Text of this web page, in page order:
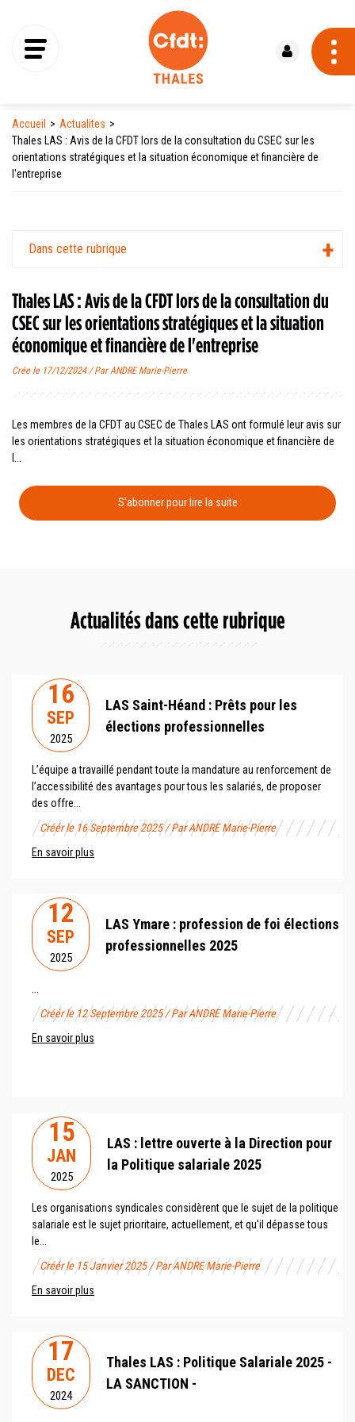
Accueil
Actualites
Thales LAS : Avis de la CFDT lors de la consultation du CSEC sur les
orientations stratégiques et la situation économique et financière de
l'entreprise
Dans cette rubrique
Thales LAS : Avis de la CFDT lors de la consultation du
CSEC sur les orientations stratégiques et la situation
économique et financière de l'entreprise
Crée le 17/12/2024 / Par ANDRE Marie-Pierre
Les membres de la CFDT au CSEC de Thales LAS ont formulé leur avis sur
les orientations stratégiques et la situation économique et financière de
S'abonner pour lire la suite
Actualités dans cette rubrique
16
SEP
2025
LAS Saint-Héand : Prêts pour les
élections professionnelles
L’équipe a travaillé pendant toute la mandature au renforcement de
l’accessibilité des avantages pour tous les salariés, de proposer
des offre...
Créér le 16 Septembre 2025 / Par ANDRE Marie-Pierre
En savoir plus
12
SEP
2025
LAS Ymare : profession de foi élections
professionnelles 2025
Créér le 12 Septembre 2025 / Par ANDRE Marie-Pierre
En savoir plus
15
JAN
2025
LAS : lettre ouverte à la Direction pour
la Politique salariale 2025
Les organisations syndicales considèrent que le sujet de la politique
salariale est le sujet prioritaire, actuellement, et qu’il dépasse tous
le...
Créér le 15 Janvier 2025 / Par ANDRE Marie-Pierre
En savoir plus
17
DEC
2024
Thales LAS : Politique Salariale 2025 -
LA SANCTION -